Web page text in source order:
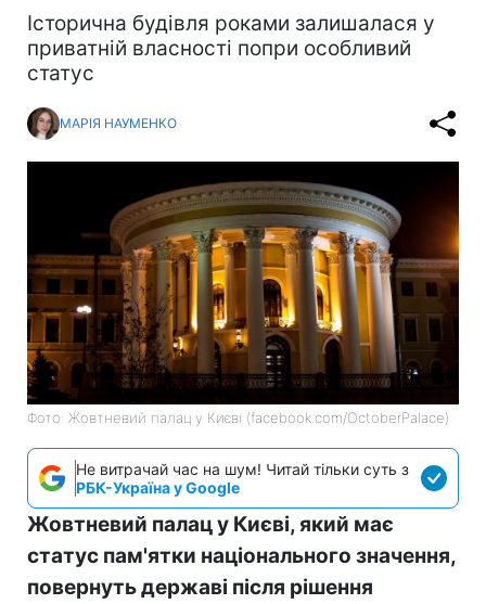
Історична будівля роками залишалася у
приватній власності попри особливий
статус
МАРІЯ НАУМЕНКО
Фото: Жовтневий палац у Києві (facebook.com/OctoberPalace)
Не витрачай час на шум! Читай тільки суть з
РБК-Україна у Google
Жовтневий палац у Києві, який має
статус пам'ятки національного значення,
повернуть державі після рішення